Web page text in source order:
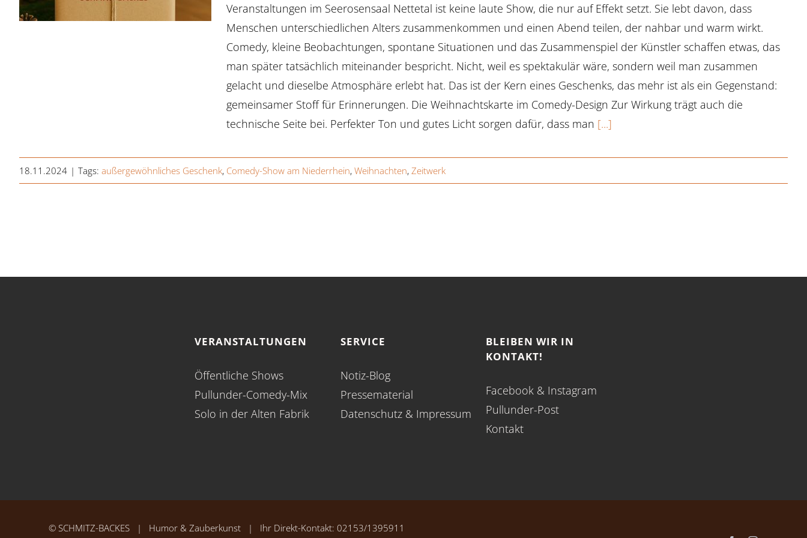
Veranstaltungen im Seerosensaal Nettetal ist keine laute Show, die nur auf Effekt setzt. Sie lebt davon, dass
Menschen unterschiedlichen Alters zusammenkommen und einen Abend teilen, der nahbar und warm wirkt.
Comedy, kleine Beobachtungen, spontane Situationen und das Zusammenspiel der Künstler schaffen etwas, das
man später tatsächlich miteinander bespricht. Nicht, weil es spektakulär wäre, sondern weil man zusammen
gelacht und dieselbe Atmosphäre erlebt hat. Das ist der Kern eines Geschenks, das mehr ist als ein Gegenstand:
gemeinsamer Stoff für Erinnerungen. Die Weihnachtskarte im Comedy-Design Zur Wirkung trägt auch die
technische Seite bei. Perfekter Ton und gutes Licht sorgen dafür, dass man [...]
18.11.2024 | Tags: außergewöhnliches Geschenk, Comedy-Show am Niederrhein, Weihnachten, Zeitwerk
VERANSTALTUNGEN
Öffentliche Shows
Pullunder-Comedy-Mix
Solo in der Alten Fabrik
SERVICE
Notiz-Blog
Pressematerial
Datenschutz& Impressum
BLEIBEN WIR IN
KONTAKT!
Facebook & Instagram
Pullunder-Post
Kontakt
©SCHMITZ-BACKES | Humor & Zauberkunst | Ihr Direkt-Kontakt:02153/1395911